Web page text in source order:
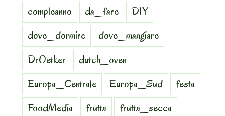
compleanno
da_fare
DIY
dove_dormire
dove_mangiare
DrOetker
dutch_oven
Europa_Centrale
Europa_Sud
festa
FoodMedia
frutta
frutta_secca